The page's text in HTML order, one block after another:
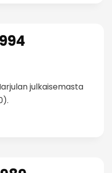
julkaisemasta